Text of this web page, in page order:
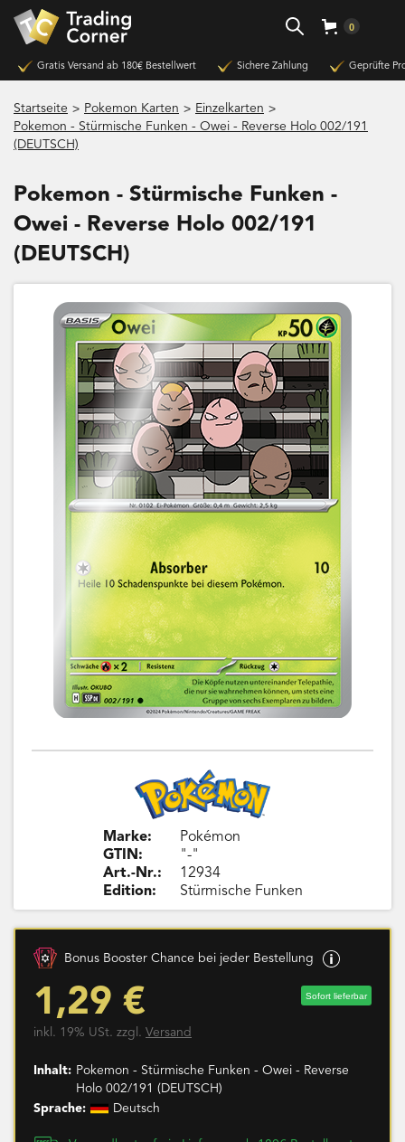
0
Gratis Versand ab 180€ Bestellwert Sichere Zahlung Geprüfte
Startseite > Pokemon Karten > Einzelkarten >
Pokemon - Stürmische Funken - Owei - Reverse Holo 002/191
(DEUTSCH)
Pokemon - Stürmische Funken -
Owei - Reverse Holo 002/191
(DEUTSCH)
Marke:
GTIN:
Art.-Nr.:
Edition:
Pokémon
"-"
12934
Stürmische Funken
Bonus Booster Chance bei jeder Bestellung
1,29 € Sofort lieferbar
inkl. 19% USt. zzgl. Versand
Inhalt: Pokemon - Stürmische Funken - Owei - Reverse
Holo 002/191 (DEUTSCH)
Sprache:
Deutsch